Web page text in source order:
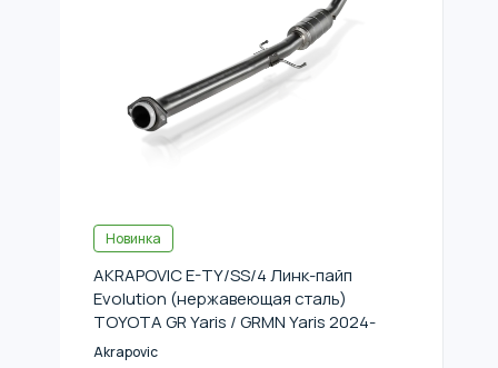
Новинка
AKRAPOVIC E-TY/SS/4 Линк-пайп
Evolution (нержавеющая сталь)
TOYOTA GR Yaris / GRMN Yaris 2024-
Akrapovic